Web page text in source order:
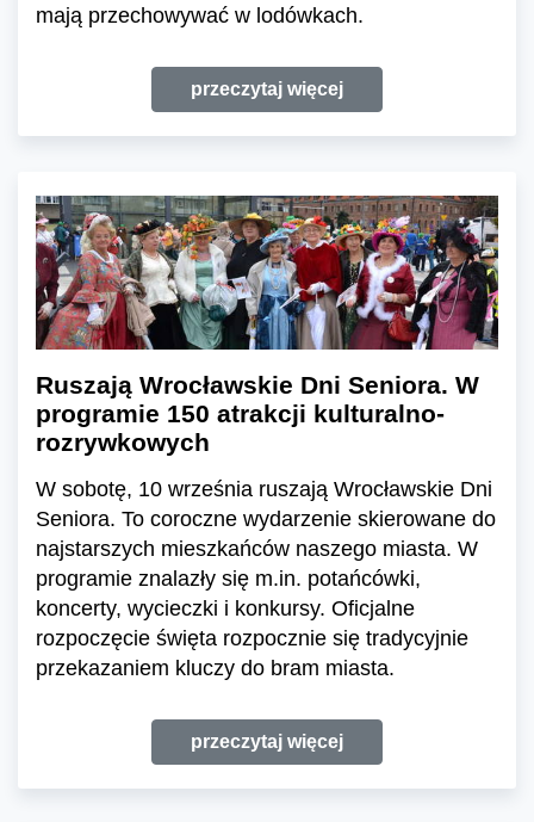
mają przechowywać w lodówkach.
przeczytaj więcej
Ruszają Wrocławskie Dni Seniora. W
programie 150 atrakcji kulturalno-
rozrywkowych
W sobotę, 10 września ruszają Wrocławskie Dni
Seniora. To coroczne wydarzenie skierowane do
najstarszych mieszkańców naszego miasta. W
programie znalazły się m.in. potańcówki,
koncerty, wycieczki i konkursy. Oficjalne
rozpoczęcie święta rozpocznie się tradycyjnie
przekazaniem kluczy do bram miasta.
przeczytaj więcej